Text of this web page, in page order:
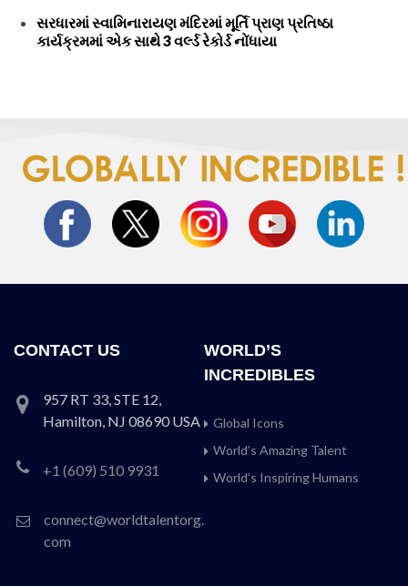
સરધારમાં સ્વામિનારાયણ મંદિરમાં મૂર્તિ પ્રાણ પ્રતિષ્ઠા
કાર્યક્રમમાં એક સાથે 3 વર્લ્ડ રેકોર્ડ નોંધાયા
CONTACT US
957 RT 33, STE 12,
Hamilton, NJ 08690 USA
+1 (609) 510 9931
connect@worldtalentorg.
com
WORLD’S
INCREDIBLES
Global Icons
World’s Amazing Talent
World’s Inspiring Humans